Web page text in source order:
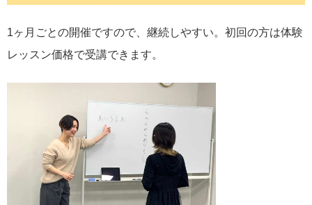
1ヶ月ごとの開催ですので、継続しやすい。初回の方は体験
レッスン価格で受講できます。